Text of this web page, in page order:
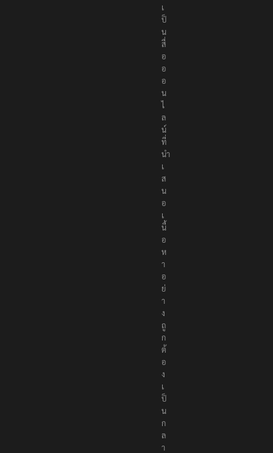
เ
ป็
น
สื่
อ
อ
อ
น
ไ
ล
น์
ที่
นำ
เ
ส
น
อ
เ
นื้
อ
ห
า
อ
ย่
า
ง
ถู
ก
ต้
อ
ง
เ
ป็
น
ก
ล
า